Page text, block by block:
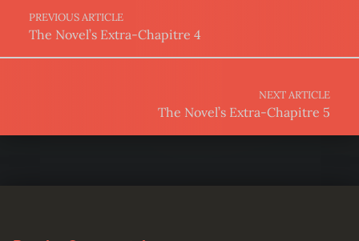
PREVIOUS ARTICLE
The Novel’s Extra-Chapitre 4
NEXT ARTICLE
The Novel’s Extra-Chapitre 5